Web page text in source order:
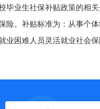
毕业生社保补贴政策的相
险。补贴标准为：从事个
业困难人员灵活就业社会